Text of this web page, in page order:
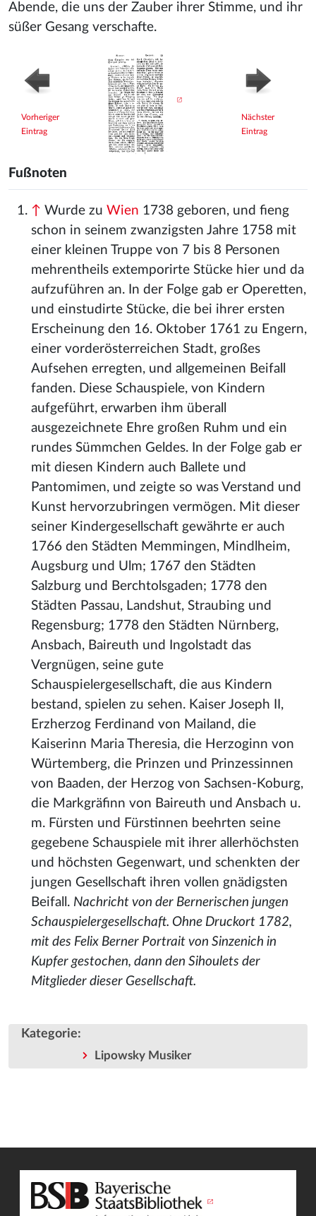
Abende, die uns der Zauber ihrer Stimme, und ihr
süßer Gesang verschafte.
Vorheriger
Eintrag
Nächster
Eintrag
Fußnoten
↑ Wurde zu Wien 1738 geboren, und fieng
schon in seinem zwanzigsten Jahre 1758 mit
einer kleinen Truppe von 7 bis 8 Personen
mehrentheils extemporirte Stücke hier und da
aufzuführen an. In der Folge gab er Operetten,
und einstudirte Stücke, die bei ihrer ersten
Erscheinung den 16. Oktober 1761 zu Engern,
einer vorderösterreichen Stadt, großes
Aufsehen erregten, und allgemeinen Beifall
fanden. Diese Schauspiele, von Kindern
aufgeführt, erwarben ihm überall
ausgezeichnete Ehre großen Ruhm und ein
rundes Sümmchen Geldes. In der Folge gab er
mit diesen Kindern auch Ballete und
Pantomimen, und zeigte so was Verstand und
Kunst hervorzubringen vermögen. Mit dieser
seiner Kindergesellschaft gewährte er auch
1766 den Städten Memmingen, Mindlheim,
Augsburg und Ulm; 1767 den Städten
Salzburg und Berchtolsgaden; 1778 den
Städten Passau, Landshut, Straubing und
Regensburg; 1778 den Städten Nürnberg,
Ansbach, Baireuth und Ingolstadt das
Vergnügen, seine gute
Schauspielergesellschaft, die aus Kindern
bestand, spielen zu sehen. Kaiser Joseph II,
Erzherzog Ferdinand von Mailand, die
Kaiserinn Maria Theresia, die Herzoginn von
Würtemberg, die Prinzen und Prinzessinnen
von Baaden, der Herzog von Sachsen-Koburg,
die Markgräfinn von Baireuth und Ansbach u.
m. Fürsten und Fürstinnen beehrten seine
gegebene Schauspiele mit ihrer allerhöchsten
und höchsten Gegenwart, und schenkten der
jungen Gesellschaft ihren vollen gnädigsten
Beifall. Nachricht von der Bernerischen jungen
Schauspielergesellschaft. Ohne Druckort 1782,
mit des Felix Berner Portrait von Sinzenich in
Kupfer gestochen, dann den Sihoulets der
Mitglieder dieser Gesellschaft.
Kategorie:
Lipowsky Musiker